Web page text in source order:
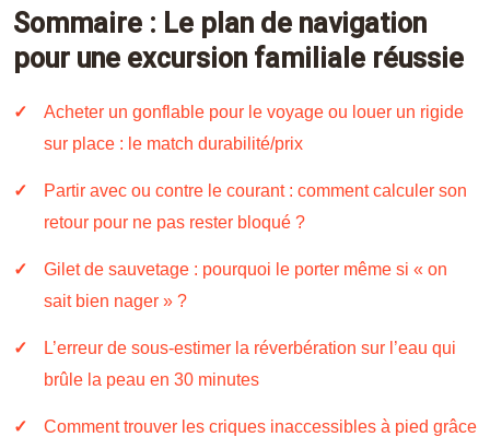
Sommaire : Le plan de navigation
pour une excursion familiale réussie
Acheter un gonflable pour le voyage ou louer un rigide
sur place : le match durabilité/prix
Partir avec ou contre le courant : comment calculer son
retour pour ne pas rester bloqué ?
Gilet de sauvetage : pourquoi le porter même si « on
sait bien nager » ?
L’erreur de sous-estimer la réverbération sur l’eau qui
brûle la peau en 30 minutes
Comment trouver les criques inaccessibles à pied grâce